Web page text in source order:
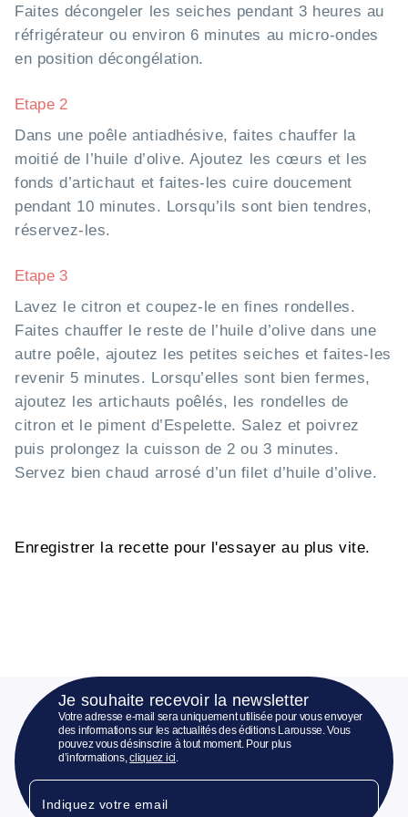
Faites décongeler les seiches pendant 3 heures au
réfrigérateur ou environ 6 minutes au micro-ondes
en position décongélation.
Etape 2
Dans une poêle antiadhésive, faites chauffer la
moitié de l’huile d’olive. Ajoutez les cœurs et les
fonds d’artichaut et faites-les cuire doucement
pendant 10 minutes. Lorsqu’ils sont bien tendres,
réservez-les.
Etape 3
Lavez le citron et coupez-le en fines rondelles.
Faites chauffer le reste de l’huile d’olive dans une
autre poêle, ajoutez les petites seiches et faites-les
revenir 5 minutes. Lorsqu’elles sont bien fermes,
ajoutez les artichauts poêlés, les rondelles de
citron et le piment d’Espelette. Salez et poivrez
puis prolongez la cuisson de 2 ou 3 minutes.
Servez bien chaud arrosé d’un filet d’huile d’olive.
Enregistrer la recette pour l'essayer au plus vite.
Je souhaite recevoir la newsletter
Votre adresse e-mail sera uniquement utilisée pour vous envoyer
des informations sur les actualités des éditions Larousse. Vous
pouvez vous désinscrire à tout moment. Pour plus
d’informations,cliquez ici.
Indiquez votre email